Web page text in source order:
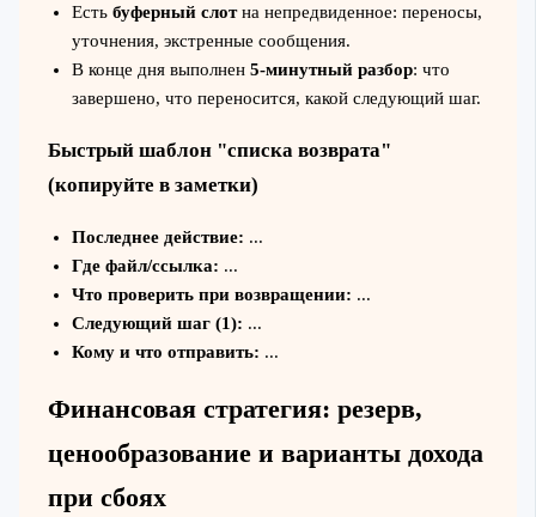
Есть буферный слотна непредвиденное: переносы,
уточнения, экстренные сообщения.
В конце дня выполнен 5‑минутный разбор: что
завершено, что переносится, какой следующий шаг.
Быстрый шаблон "списка возврата"
(копируйте в заметки)
Последнее действие: ...
Где файл/ссылка: ...
Что проверить при возвращении: ...
Следующий шаг (1): ...
Кому и что отправить: ...
Финансовая стратегия: резерв,
ценообразование и варианты дохода
при сбоях